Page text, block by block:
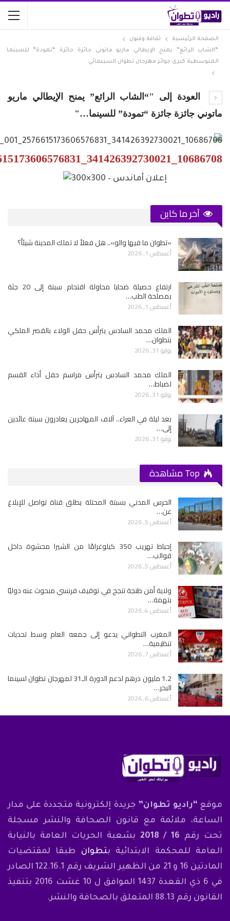
الصفحة الرئيسية
ثقافة وفنون
“الشاب الرائع” يمنح الإيطالي ماريو ماتوني جائزة جائزة “تمودة” للسينما
المتوسطية كبرى جوائز مهرجان تطوان السينمائي
العودة إلى "“الشاب الرائع” يمنح الإيطالي ماريو
ماتوني جائزة جائزة “تمودة” للسينما…"
10686708_341426392730021_2576615173606576831_n_001
آخر ما كاين
«تطوان ما فيها والو».. هل فعلاً لا تملك المدينة شيئاً؟
أغسطس 1, 2026
ارتفاع حصيلة ضحايا محاولة اقتحام سبتة إلى 20 جثة
بمصلحة الطب…
أغسطس 1, 2026
الملك محمد السادس يترأس حفل الولاء بالقصر الملكي
بتطوان…
يوليو 31, 2026
الملك محمد السادس يترأس مراسم حفل أداء القسم
لضباط…
يوليو 31, 2026
بعد ليلة في العراء.. آلاف المهاجرين يغادرون سبتة عائدين
إلى…
يوليو 31, 2026
الحرس المدني بسبتة المحتلة يطلق قناة تواصل للإبلاغ
عن…
أغسطس 5, 2026
إحباط تهريب 350 كيلوغرامًا من الشيرا محشوة داخل
قوالب…
أغسطس 5, 2026
ولاية أمن طنجة تنجح في توقيف فرنسي مبحوث عنه دوليًا
بتهمة…
أغسطس 4, 2026
المغرب التطواني يدعو إلى جمعه العام وسط تحديات
تنظيمية…
أغسطس 7, 2026
1.2 مليون درهم لدعم الدورة الـ31 لمهرجان تطوان لسينما
البحر…
أغسطس 6, 2026
موقع “راديو تطوان” جريدة إلكترونية متجددة على مدار
الساعة، ملائمة مع قانون الصحافة والنشر مسجلة
تحت رقم 16 / 2018
بشعبة الحريات العامة بالنيابة
العامة للمحكمة الابتدائية بتطوان طبقا لمقتضيات
المادتين 16 و 21 من الظهير الشريف رقم 122.16.1 الصادر
في 6 ذي القعدة 1437 الموافق ل 10 غشت 2016 بتنفيذ
القانون رقم 88.13 المتعلق بالصحافة والنشر.